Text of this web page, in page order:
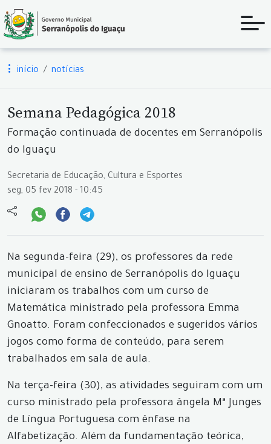
início notícias
Semana Pedagógica 2018
Formação continuada de docentes em Serranópolis
do Iguaçu
Secretaria de Educação, Cultura e Esportes
seg, 05 fev 2018 - 10:45
Na segunda-feira (29), os professores da rede
municipal de ensino de Serranópolis do Iguaçu
iniciaram os trabalhos com um curso de
Matemática ministrado pela professora Emma
Gnoatto. Foram confeccionados e sugeridos vários
jogos como forma de conteúdo, para serem
trabalhados em sala de aula.
Na terça-feira (30), as atividades seguiram com um
curso ministrado pela professora ângela Mª Junges
de Língua Portuguesa com ênfase na
Alfabetização. Além da fundamentação teórica,